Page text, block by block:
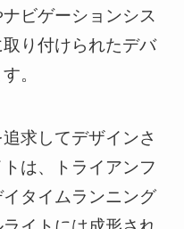
ビゲーションシス
り付けられたデバ
。
求してデザインさ
は、トライアンフ
タイムランニング